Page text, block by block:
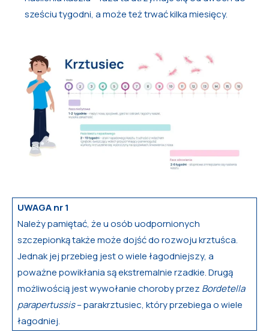
sześciu tygodni, a może też trwać kilka miesięcy.
UWAGA nr 1
Należy pamiętać, że u osób uodpornionych
szczepionką także może dojść do rozwoju krztuśca.
Jednak jej przebieg jest o wiele łagodniejszy, a
poważne powikłania są ekstremalnie rzadkie. Drugą
możliwością jest wywołanie choroby przez Bordetella
parapertussis– parakrztusiec, który przebiega o wiele
łagodniej.